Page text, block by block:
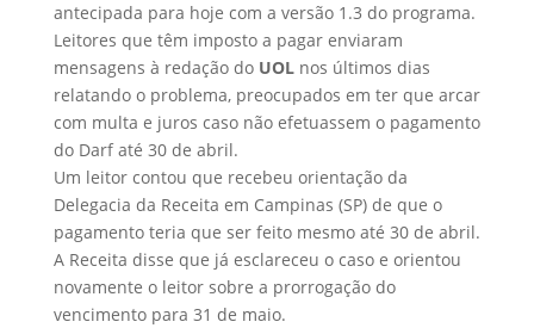
antecipada para hoje com a versão 1.3 do programa.
Leitores que têm imposto a pagar enviaram
mensagens à redação do UOLnos últimos dias
relatando o problema, preocupados em ter que arcar
com multa e juros caso não efetuassem o pagamento
do Darf até 30 de abril.
Um leitor contou que recebeu orientação da
Delegacia da Receita em Campinas (SP) de que o
pagamento teria que ser feito mesmo até 30 de abril.
A Receita disse que já esclareceu o caso e orientou
novamente o leitor sobre a prorrogação do
vencimento para 31 de maio.